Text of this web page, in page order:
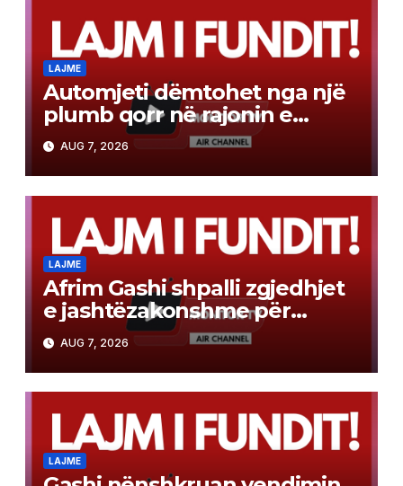
LAJME
Automjeti dëmtohet nga një
plumb qorr në rajonin e
Tetovës
AUG 7, 2026
LAJME
Afrim Gashi shpalli zgjedhjet
e jashtëzakonshme për
kryetar të Komunës së
Bërvenicë, ja kur mbahen
AUG 7, 2026
LAJME